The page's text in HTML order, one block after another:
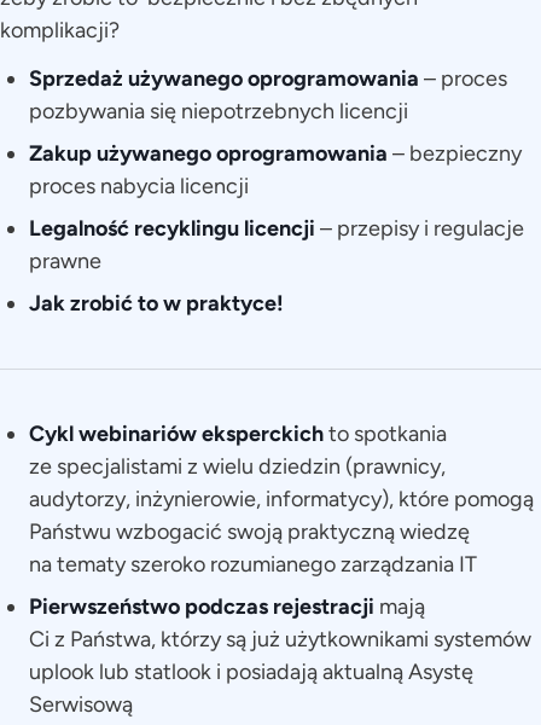
komplikacji?
Sprzedaż używanego oprogramowania – proces
pozbywania się niepotrzebnych licencji
Zakup używanego oprogramowania – bezpieczny
proces nabycia licencji
Legalność recyklingu licencji – przepisy i regulacje
prawne
Jak zrobić to w praktyce!
Cykl webinariów eksperckichto spotkania
ze specjalistami z wielu dziedzin (prawnicy,
audytorzy, inżynierowie, informatycy), które pomogą
Państwu wzbogacić swoją praktyczną wiedzę
na tematy szeroko rozumianego zarządzania IT
Pierwszeństwo podczas rejestracji mają
Ci z Państwa, którzy są już użytkownikami systemów
uplook lub statlook i posiadają aktualną Asystę
Serwisową